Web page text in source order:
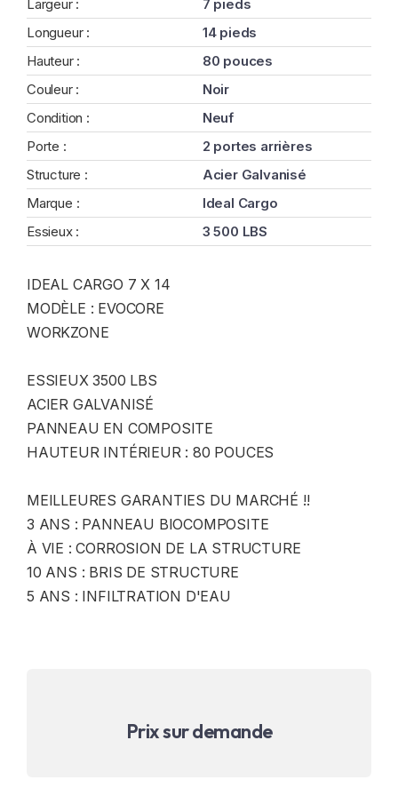
Largeur :
7 pieds
Longueur :
14 pieds
Hauteur :
80 pouces
Couleur :
Noir
Condition :
Neuf
Porte :
2 portes arrières
Structure :
Acier Galvanisé
Marque :
Ideal Cargo
Essieux :
3 500 LBS
IDEAL CARGO 7 X 14
MODÈLE : EVOCORE
WORKZONE
ESSIEUX 3500 LBS
ACIER GALVANISÉ
PANNEAU EN COMPOSITE
HAUTEUR INTÉRIEUR : 80 POUCES
MEILLEURES GARANTIES DU MARCHÉ !!
3 ANS : PANNEAU BIOCOMPOSITE
À VIE : CORROSION DE LA STRUCTURE
10 ANS : BRIS DE STRUCTURE
5 ANS : INFILTRATION D'EAU
Prix sur demande